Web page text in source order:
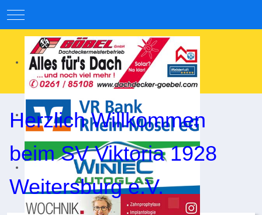
Mobile Menu Toggle
Herzlich Willkommen
beim SV Viktoria 1928
Weitersburg e.V.